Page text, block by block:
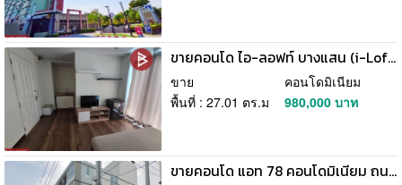
ขายคอนโด ไอ-ลอฟท์ บางแสน (i-Loft Bangsaen) แสนสุข ชลบุรี
ขาย
คอนโดมิเนียม
พื้นที่ : 27.01 ตร.ม
980,000 บาท
ขายคอนโด แอท 78 คอนโดมิเนียม ถนนเพชรเกษม บางแค ภาษีเจริญ กรุงเทพมหานคร